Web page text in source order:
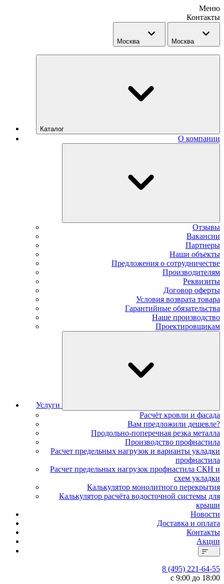
Меню
Контакты
Москва Москва
Каталог
О компании
Отзывы
Вакансии
Партнеры
Наши объекты
Предложения о сотрудничестве
Производителям
Реквизиты
Договор оферты
Условия возврата товара
Гарантийные обязательства
Наше производство
Проектировщикам
Услуги
Расчёт кровли и фасада
Вам предложили дешевле?
Продольно-поперечная резка металла
Производство профнастила
Расчет предельных нагрузок и варианты укладки
профнастила
Расчет предельных нагрузок профнастила СКН и
схем укладки
Калькулятор монолитного перекрытия
Калькулятор расчёта водосточной системы для
крыши
Новости
Доставка и оплата
Контакты
Акции
8 (495) 221-64-55
с 9:00 до 18:00